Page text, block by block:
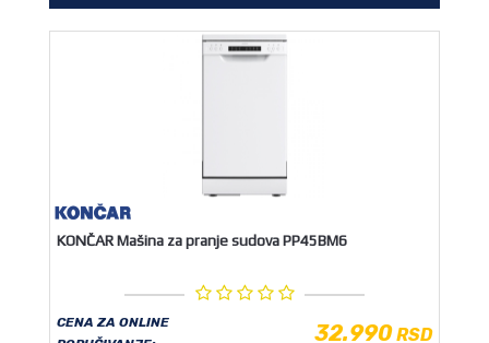
KONČAR Mašina za pranje sudova PP45BM6
CENA ZA ONLINE
32.990RSD